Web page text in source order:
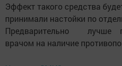
Эффект такого средства
принимали настойки по
Предварительно лучше
врачом на наличие